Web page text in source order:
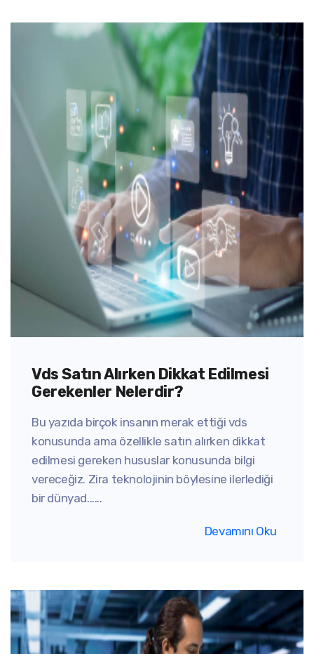
Vds Satın Alırken Dikkat Edilmesi
Gerekenler Nelerdir?
Bu yazıda birçok insanın merak ettiği vds
konusunda ama özellikle satın alırken dikkat
edilmesi gereken hususlar konusunda bilgi
vereceğiz. Zira teknolojinin böylesine ilerlediği
bir dünyad......
Devamını Oku